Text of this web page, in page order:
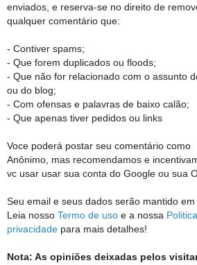
enviados, e reserva-se no direito de
qualquer comentário que:
- Contiver spams;
- Que forem duplicados ou floods;
- Que não for relacionado com o assunto
ou do blog;
- Com ofensas e palavras de baixo calão;
- Que apenas tiver pedidos ou links
Voce poderá postar seu comentário como
Anônimo, mas recomendamos e
vc usar usar sua conta do Google ou sua
Seu email e seus dados serão mantido em
Leia nosso Termo de uso e a nossa
privacidade para mais detalhes!
Nota: As opiniões deixadas pelos